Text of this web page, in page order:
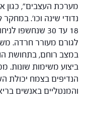
מערכת העצבים",
נדודי שינה וכו'. במחקר
18 עד 30
לגורם מעורר חרדה.
במצב רוחם, בתחושת
ביצוע משימות שונות.
הנדיפים בצמח יכולת
והמנטליים באנשים